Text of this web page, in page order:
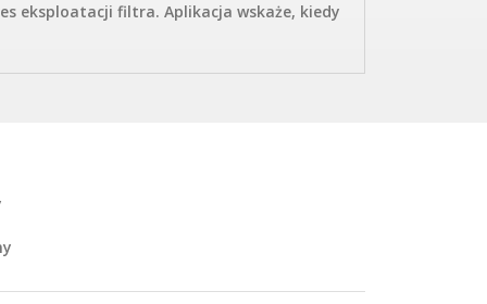
eksploatacji filtra. Aplikacja wskaże, kiedy